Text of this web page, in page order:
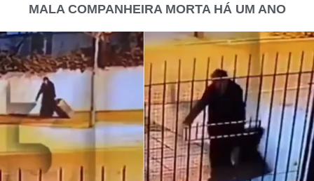
MALA COMPANHEIRA MORTA HÁ UM ANO